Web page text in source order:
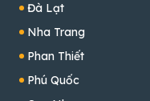
Đà Lạt
Nha Trang
Phan Thiết
Phú Quốc